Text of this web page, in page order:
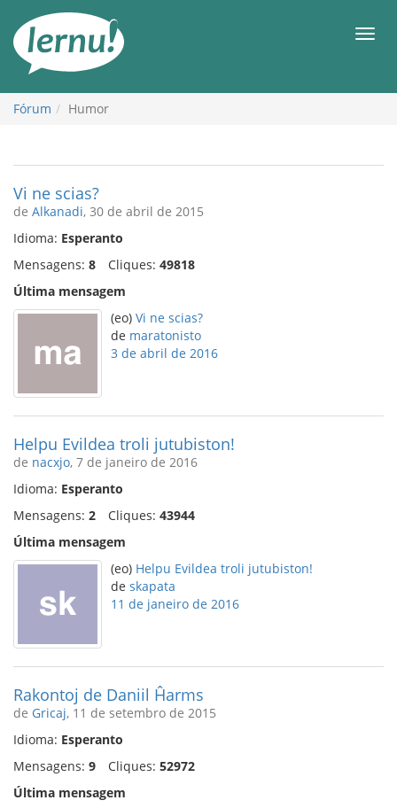
conteúdo
Fórum Humor
Vi ne scias?
de Alkanadi, 30 de abril de 2015
Idioma: Esperanto
Mensagens: 8 Cliques: 49818
Última mensagem
(eo) Vi ne scias?
de maratonisto
3 de abril de 2016
Helpu Evildea troli jutubiston!
de nacxjo, 7 de janeiro de 2016
Idioma: Esperanto
Mensagens: 2 Cliques: 43944
Última mensagem
(eo) Helpu Evildea troli jutubiston!
de skapata
11 de janeiro de 2016
Rakontoj de Daniil Ĥarms
de Gricaj, 11 de setembro de 2015
Idioma: Esperanto
Mensagens: 9 Cliques: 52972
Última mensagem